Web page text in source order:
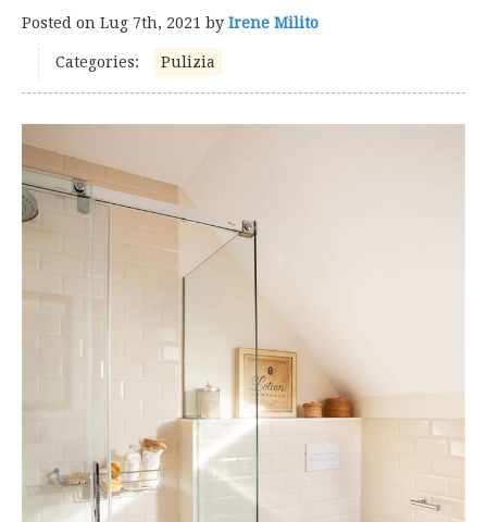
Posted on Lug 7th, 2021 by Irene Milito
Categories: Pulizia